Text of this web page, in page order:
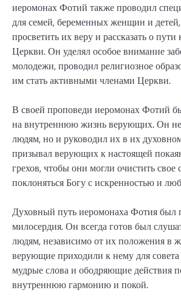
иеромонах Фотий также проводил
для семей, беременных женщин и детей,
просветить их веру и рассказать о
Церкви. Он уделял особое внимание
молодежи, проводил религиозное
им стать активными членами Церкви.
В своей проповеди иеромонах Фотий
на внутреннюю жизнь верующих. Он не
людям, но и руководил их в их
призывал верующих к настоящей
грехов, чтобы они могли очистить свое
поклоняться Богу с искренностью и
Духовный путь иеромонаха Фотия был
милосердия. Он всегда готов был
людям, независимо от их положения в
верующие приходили к нему для
мудрые слова и ободряющие действия
внутреннюю гармонию и покой.